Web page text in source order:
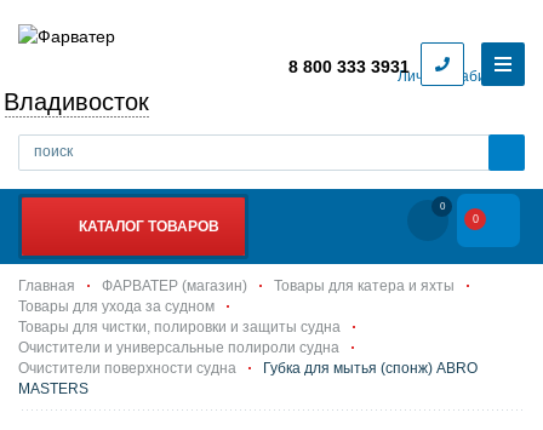
Личный кабинет
Владивосток
8 800 333 3931
КАТАЛОГ ТОВАРОВ
0
0
Главная ФАРВАТЕР (магазин)
Товары для катера и яхты
Товары для ухода за судном
Товары для чистки, полировки и защиты судна
Очистители и универсальные полироли судна
Очистители поверхности судна
Губка для мытья (спонж) ABRO
MASTERS